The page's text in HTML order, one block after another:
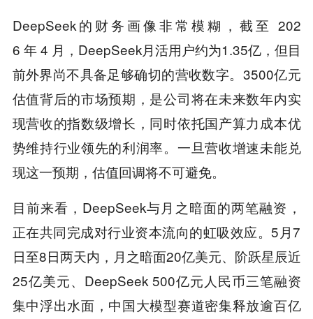
DeepSeek的财务画像非常模糊，截至 202
6 年 4 月，DeepSeek月活用户约为1.35亿，但目
前外界尚不具备足够确切的营收数字。3500亿元
估值背后的市场预期，是公司将在未来数年内实
现营收的指数级增长，同时依托国产算力成本优
势维持行业领先的利润率。一旦营收增速未能兑
现这一预期，估值回调将不可避免。
目前来看，DeepSeek与月之暗面的两笔融资，
正在共同完成对行业资本流向的虹吸效应。5月7
日至8日两天内，月之暗面20亿美元、阶跃星辰近
25亿美元、DeepSeek 500亿元人民币三笔融资
集中浮出水面，中国大模型赛道密集释放逾百亿